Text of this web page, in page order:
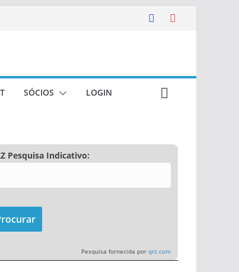
SÓCIOS LOGIN
Pesquisa Indicativo:
Pesquisa fornecida por qrz.com